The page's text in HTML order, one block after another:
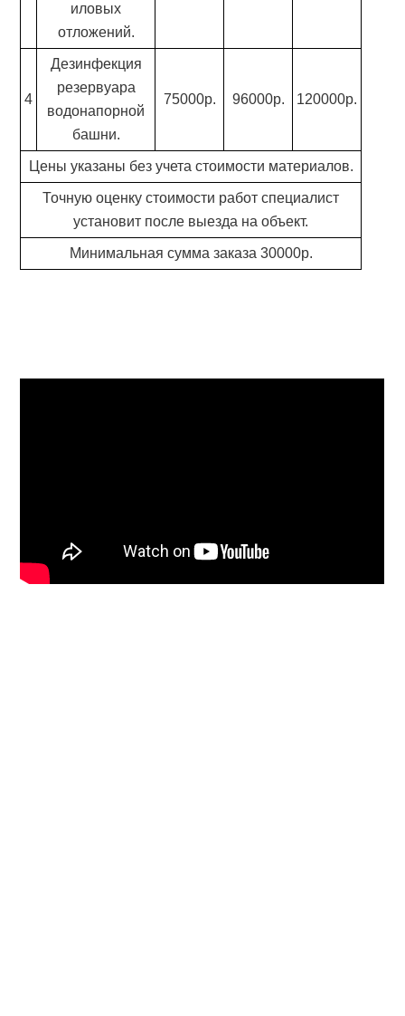
иловых
отложений.
4
Дезинфекция
резервуара
водонапорной
башни.
75000р. 96000р. 120000р.
Цены указаны без учета стоимости материалов.
Точную оценку стоимости работ специалист
установит после выезда на объект.
Минимальная сумма заказа 30000р.